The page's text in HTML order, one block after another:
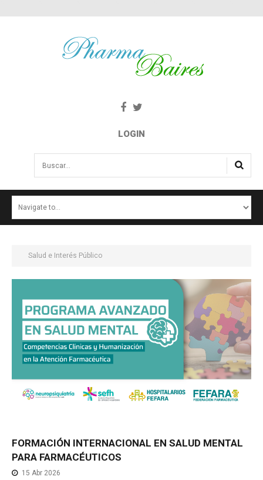
LOGIN
Buscar...
NOTICIAS
Salud e Interés Público
FORMACIÓN INTERNACIONAL EN SALUD MENTAL
PARA FARMACÉUTICOS
15 Abr 2026